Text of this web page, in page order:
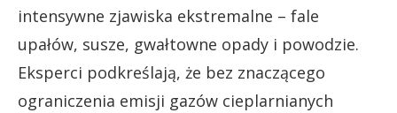
intensywne zjawiska ekstremalne – fale
upałów, susze, gwałtowne opady i powodzie.
Eksperci podkreślają, że bez znaczącego
ograniczenia emisji gazów cieplarnianych